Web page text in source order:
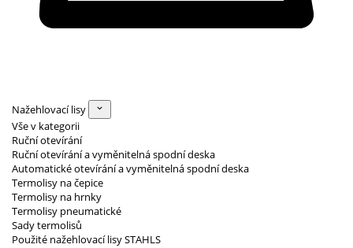
Nažehlovací lisy
Vše v kategorii
Ruční otevírání
Ruční otevírání a vyměnitelná spodní deska
Automatické otevírání a vyměnitelná spodní deska
Termolisy na čepice
Termolisy na hrnky
Termolisy pneumatické
Sady termolisů
Použité nažehlovací lisy STAHLS